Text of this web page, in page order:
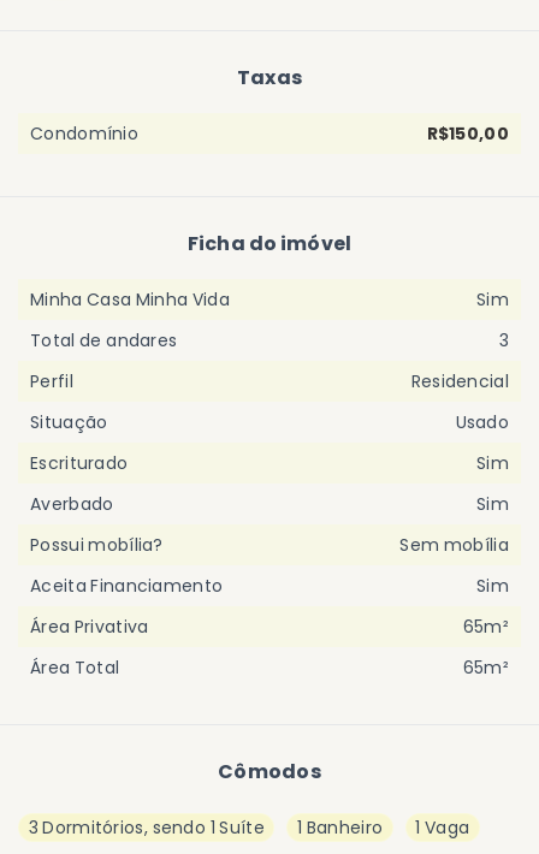
Cômodos
3 Dormitórios, sendo 1 Suíte 1 Banheiro
1 Vaga
Taxas
Condomínio R$150,00
Ficha do imóvel
Minha Casa Minha Vida
Sim
Total de andares
3
Perfil
Residencial
Situação
Usado
Escriturado
Sim
Averbado
Sim
Possui mobília?
Sem mobília
Aceita Financiamento
Sim
Área Privativa
65m²
Área Total
65m²